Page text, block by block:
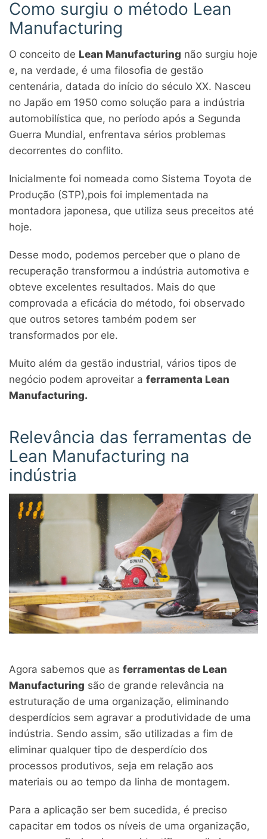
Como surgiu o método Lean
Manufacturing
O conceito de Lean Manufacturing não surgiu hoje
e, na verdade, é uma filosofia de gestão
centenária, datada do início do século XX. Nasceu
no Japão em 1950 como solução para a indústria
automobilística que, no período após a Segunda
Guerra Mundial, enfrentava sérios problemas
decorrentes do conflito.
Inicialmente foi nomeada como Sistema Toyota de
Produção (STP),pois foi implementada na
montadora japonesa, que utiliza seus preceitos até
hoje.
Desse modo, podemos perceber que o plano de
recuperação transformou a indústria automotiva e
obteve excelentes resultados. Mais do que
comprovada a eficácia do método, foi observado
que outros setores também podem ser
transformados por ele.
Muito além da gestão industrial, vários tipos de
negócio podem aproveitar a ferramenta Lean
Manufacturing.
Relevância das ferramentas de
Lean Manufacturing na
indústria
Agora sabemos que as ferramentas de Lean
Manufacturing são de grande relevância na
estruturação de uma organização, eliminando
desperdícios sem agravar a produtividade de uma
indústria. Sendo assim, são utilizadas a fim de
eliminar qualquer tipo de desperdício dos
processos produtivos, seja em relação aos
materiais ou ao tempo da linha de montagem.
Para a aplicação ser bem sucedida, é preciso
capacitar em todos os níveis de uma organização,